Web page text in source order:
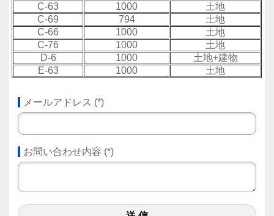
C-63
1000
土地
C-69
794
土地
C-66
1000
土地
C-76
1000
土地
D-6
1000
土地+建物
E-63
1000 土地
メールアドレス (*)
お問い合わせ内容 (*)